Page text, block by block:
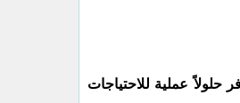
حلولاً عملية للاحتياجات